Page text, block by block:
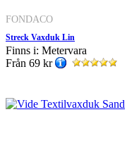
FONDACO
Streck Vaxduk Lin
Finns i: Metervara
Från 69 kr